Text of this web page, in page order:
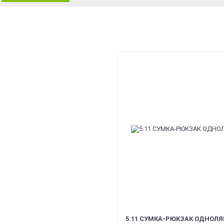
5.11 СУМКА-РЮКЗАК